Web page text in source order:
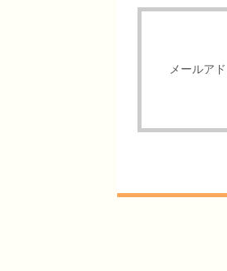
メールア